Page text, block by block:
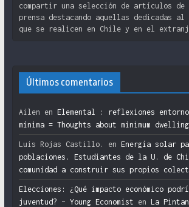
compartir una selección de artículos de
prensa destacando aquellas dedicadas
que se realicen en Chile y en el
Últimos comentarios
Ailen en Elemental : reflexiones
mínima = Thoughts about minimum
Luis Rojas Castillo. en Energía solar
poblaciones. Estudiantes de la U. de
comunidad a construir sus propios
Elecciones: ¿Qué impacto económico
juventud? – Young Economist en La